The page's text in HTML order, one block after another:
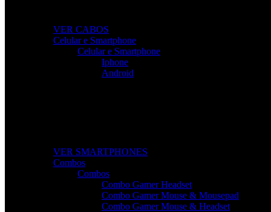
VER CABOS
Celular e Smartphone
Celular e Smartphone
Iphone
Android
VER SMARTPHONES
Combos
Combos
Combo Gamer Headset
Combo Gamer Mouse & Mousepad
Combo Gamer Mouse & Headset